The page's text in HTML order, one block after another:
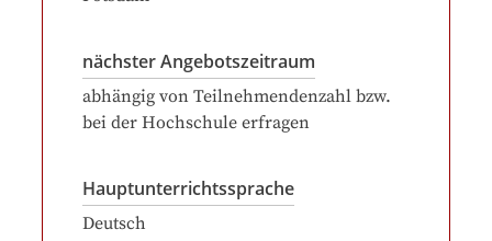
nächster Angebotszeitraum
abhängig von Teilnehmendenzahl bzw.
bei der Hochschule erfragen
Hauptunterrichtssprache
Deutsch